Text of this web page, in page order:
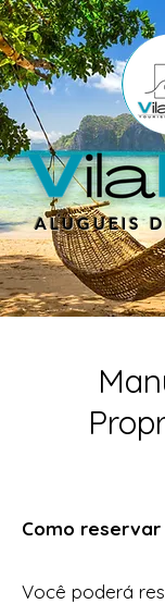
ALUGUEIS
Como
Você poderá